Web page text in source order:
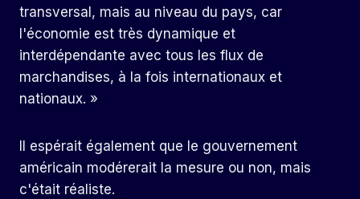
transversal, mais au niveau du pays, car
l'économie est très dynamique et
interdépendante avec tous les flux de
marchandises, à la fois internationaux et
nationaux. »
Il espérait également que le gouvernement
américain modérerait la mesure ou non, mais
c'était réaliste.